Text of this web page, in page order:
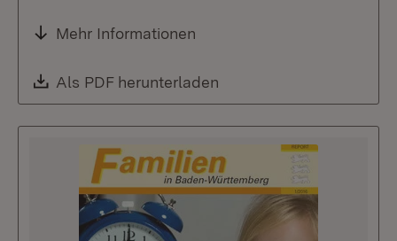
Mehr Informationen
Download:
Als PDF herunterladen